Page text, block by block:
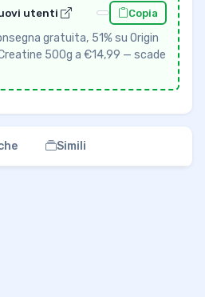
utenti Copia
gratuita, 51% su Origin
500g a €14,99 — scade
Simili